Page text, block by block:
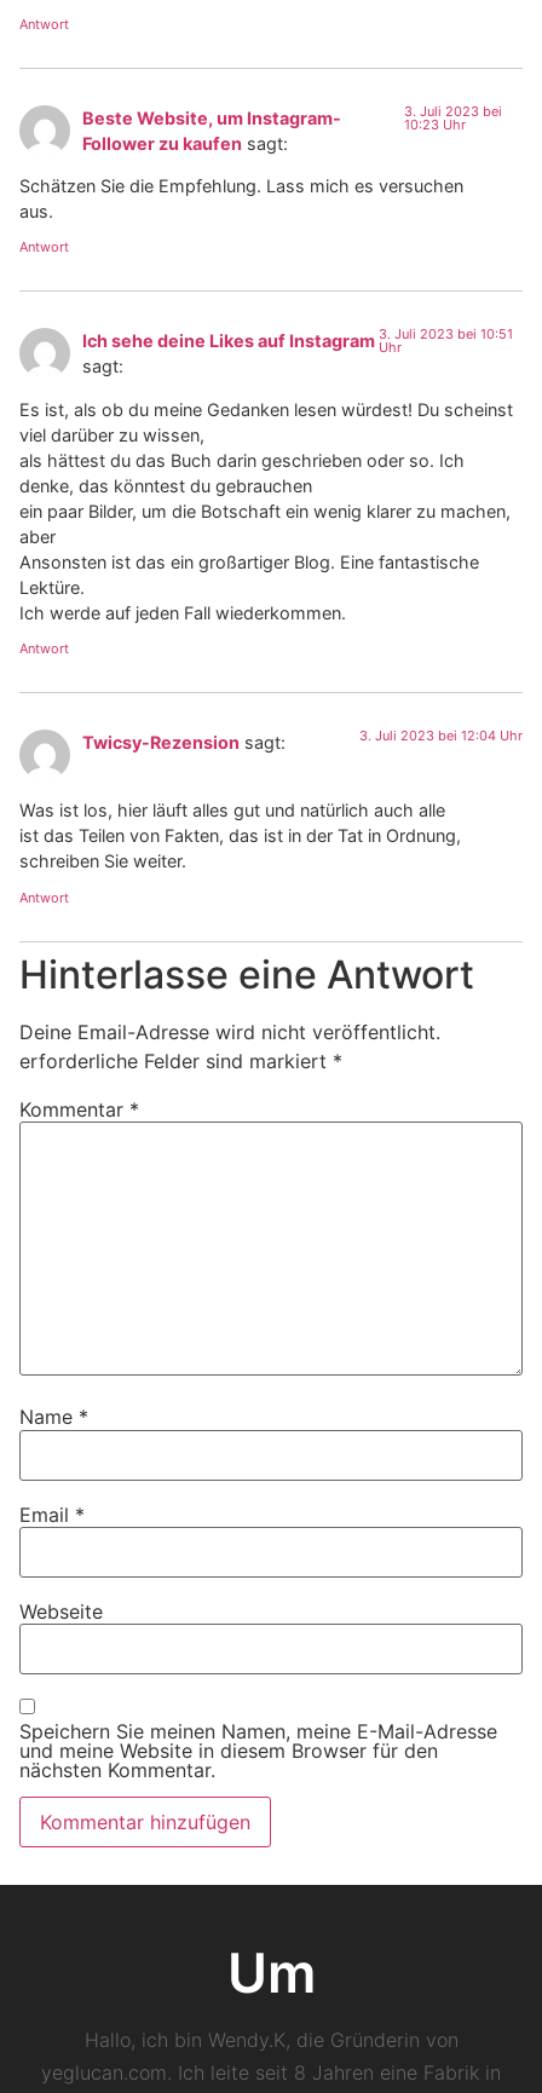
Antwort
Beste Website, um Instagram-
Follower zu kaufen sagt:
3. Juli 2023 bei
10:23 Uhr
Schätzen Sie die Empfehlung. Lass mich es versuchen
aus.
Antwort
Ich sehe deine Likes auf Instagram
sagt:
3. Juli 2023 bei 10:51
Uhr
Es ist, als ob du meine Gedanken lesen würdest! Du scheinst
viel darüber zu wissen,
als hättest du das Buch darin geschrieben oder so. Ich
denke, das könntest du gebrauchen
ein paar Bilder, um die Botschaft ein wenig klarer zu machen,
aber
Ansonsten ist das ein großartiger Blog. Eine fantastische
Lektüre.
Ich werde auf jeden Fall wiederkommen.
Antwort
Twicsy-Rezension sagt: 3. Juli 2023 bei 12:04 Uhr
Was ist los, hier läuft alles gut und natürlich auch alle
ist das Teilen von Fakten, das ist in der Tat in Ordnung,
schreiben Sie weiter.
Antwort
Hinterlasse eine Antwort
Deine Email-Adresse wird nicht veröffentlicht.
erforderliche Felder sind markiert *
Kommentar *
Name *
Email *
Webseite
Speichern Sie meinen Namen, meine E-Mail-Adresse
und meine Website in diesem Browser für den
nächsten Kommentar.
Um
Hallo, ich bin Wendy.K, die Gründerin von
yeglucan.com. Ich leite seit 8 Jahren eine Fabrik in